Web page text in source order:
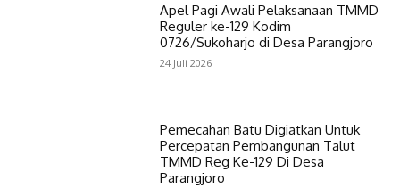
Apel Pagi Awali Pelaksanaan TMMD
Reguler ke-129 Kodim
0726/Sukoharjo di Desa Parangjoro
24 Juli 2026
Pemecahan Batu Digiatkan Untuk
Percepatan Pembangunan Talut
TMMD Reg Ke-129 Di Desa
Parangjoro